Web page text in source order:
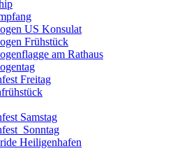
US Konsulat
Frühstück
am Rathaus
Freitag
Samstag
Heiligenhafen